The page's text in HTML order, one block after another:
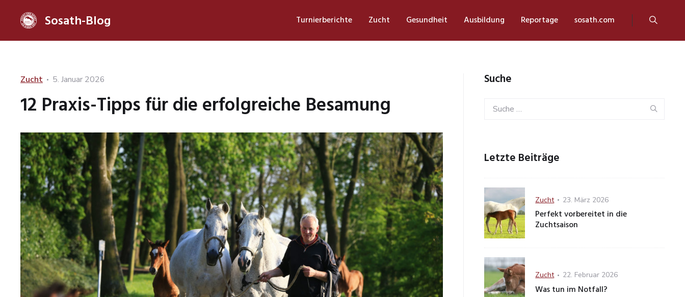
Sosath-Blog Turnierberichte Zucht Gesundheit Ausbildung Reportage sosath.com
Categories
Zucht
Posted
5. Januar 2026
12 Praxis-Tipps für die erfolgreiche Besamung
Suche
Search
Letzte Beiträge
Category
Zucht
Posted
23. März 2026
Perfekt vorbereitet in die
Zuchtsaison
Category
Zucht
Posted
on
22. Februar 2026
Was tun im Notfall?